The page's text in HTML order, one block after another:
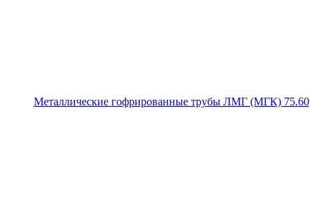
Металлические гофрированные трубы ЛМГ (МГК) 75.60